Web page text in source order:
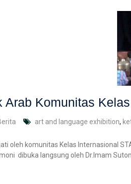
Arab Komunitas
art and language exhibition,
oleh komunitas Kelas Internasional
dibuka langsung oleh Dr.Imam